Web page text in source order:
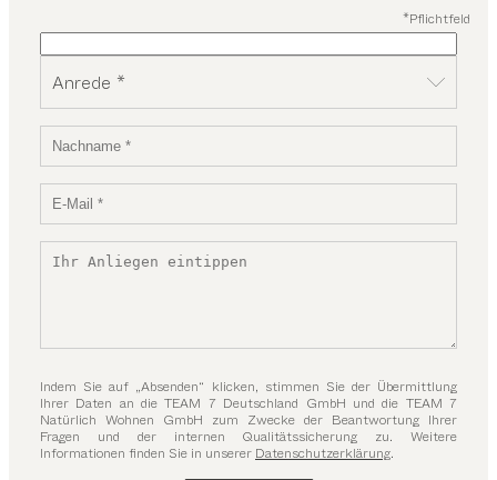
*Pflichtfeld
Anrede *
Indem Sie auf „Absenden“ klicken, stimmen Sie der Übermittlung
Ihrer Daten an die TEAM 7 Deutschland GmbH und die TEAM 7
Natürlich Wohnen GmbH zum Zwecke der Beantwortung Ihrer
Fragen und der internen Qualitätssicherung zu. Weitere
Informationen finden Sie in unserer Datenschutzerklärung.